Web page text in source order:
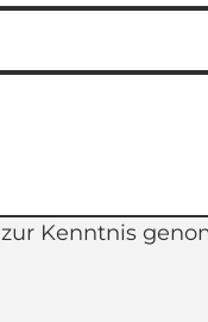
zur Kenntnis